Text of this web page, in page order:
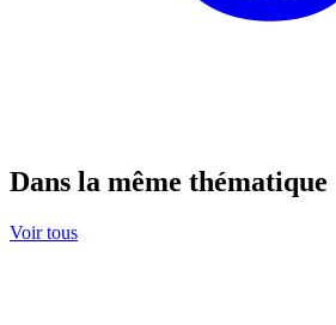
Dans la même thématique
Voir tous